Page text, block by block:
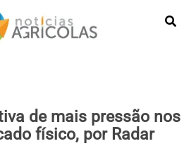
de mais pressão nos
físico, por Radar